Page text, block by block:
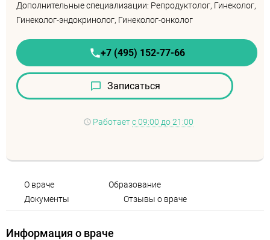
Дополнительные специализации: Репродуктолог, Гинеколог,
Гинеколог-эндокринолог, Гинеколог-онколог
+7 (495) 152-77-66
Записаться
Работает с 09:00 до 21:00
О враче
Образование
Документы
Отзывы о враче
Информация о враче